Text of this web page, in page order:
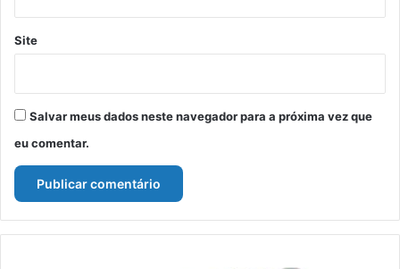
Site
Salvar meus dados neste navegador para a próxima vez que
eu comentar.